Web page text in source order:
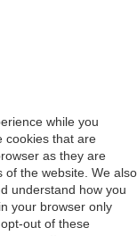
while you
cookies that are
as they are
of the website. We also
understand how you
your browser only
out of these